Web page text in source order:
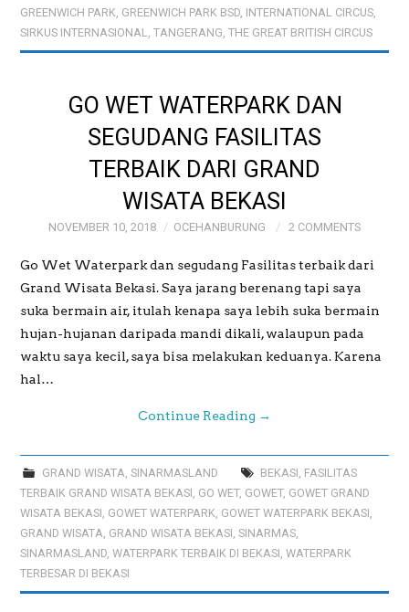
GREENWICH PARK, GREENWICH PARK BSD, INTERNATIONAL CIRCUS,
SIRKUS INTERNASIONAL,TANGERANG,THE GREAT BRITISH CIRCUS
GO WET WATERPARK DAN
SEGUDANG FASILITAS
TERBAIK DARI GRAND
WISATA BEKASI
NOVEMBER 10, 2018 OCEHANBURUNG 2 COMMENTS
Go Wet Waterpark dan segudang Fasilitas terbaik dari
Grand Wisata Bekasi. Saya jarang berenang tapi saya
suka bermain air, itulah kenapa saya lebih suka bermain
hujan-hujanan daripada mandi dikali, walaupun pada
waktu saya kecil, saya bisa melakukan keduanya. Karena
hal…
Continue Reading →
GRAND WISATA SINARMASLAND BEKASI FASILITAS
TERBAIK GRAND WISATA BEKASI GO WET, GOWET, GOWET GRAND
WISATA BEKASI GOWET WATERPARK GOWET WATERPARK BEKASI
GRAND WISATA GRAND WISATA BEKASI ,SINARMAS
SINARMASLAND ,WATERPARK TERBAIK DI BEKASI ,WATERPARK
TERBESAR DI BEKASI